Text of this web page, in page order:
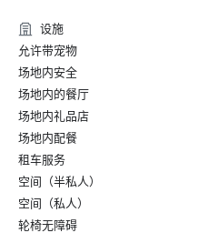
设施
允许带宠物
场地内安全
场地内的餐厅
场地内礼品店
场地内配餐
租车服务
空间（半私人）
空间（私人）
轮椅无障碍